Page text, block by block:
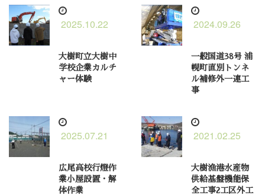
2025.10.22
大樹町立大樹中
学校企業カルチ
ャー体験
2024.09.26
一般国道38号 浦
幌町直別トンネ
ル補修外一連工
事
2025.07.21
広尾高校行燈作
業小屋設置・解
体作業
2021.02.25
大樹漁港水産物
供給基盤機能保
全工事2工区外工